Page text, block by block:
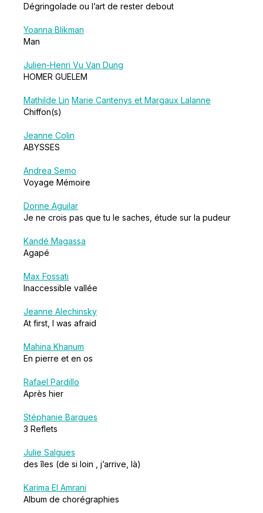
Dégringolade ou l’art de rester debout
Yoanna Blikman
Man
Julien-Henri Vu Van Dung
HOMER GUELEM
Mathilde Lin Marie Cantenys et Margaux Lalanne
Chiffon(s)
Jeanne Colin
ABYSSES
Andrea Semo
Voyage Mémoire
Dorine Aguilar
Je ne crois pas que tu le saches, étude sur la pudeur
Kandé Magassa
Agapé
Max Fossati
Inaccessible vallée
Jeanne Alechinsky
At first, I was afraid
Mahina Khanum
En pierre et en os
Rafael Pardillo
Après hier
Stéphanie Bargues
3 Reflets
Julie Salgues
des îles (de si loin , j’arrive, là)
Karima El Amrani
Album de chorégraphies